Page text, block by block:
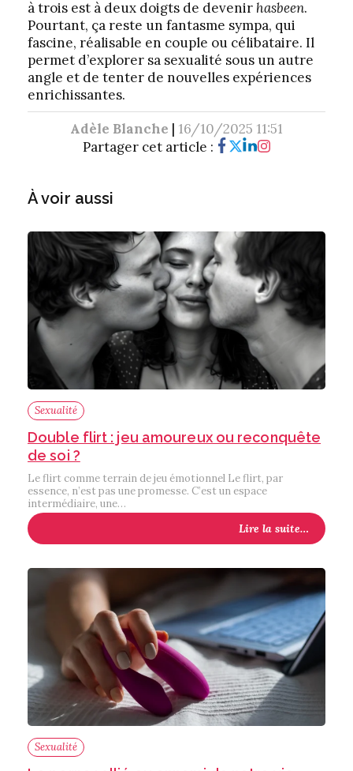
à trois est à deux doigts de devenir hasbeen.
Pourtant, ça reste un fantasme sympa, qui
fascine, réalisable en couple ou célibataire. Il
permet d’explorer sa sexualité sous un autre
angle et de tenter de nouvelles expériences
enrichissantes.
Adèle Blanche | 16/10/2025 11:51
Partager cet article :
À voir aussi
Sexualité
Double flirt : jeu amoureux ou reconquête
de soi ?
Le flirt comme terrain de jeu émotionnel Le flirt, par
essence, n’est pas une promesse. C’est un espace
intermédiaire, une…
Lire la suite…
Sexualité